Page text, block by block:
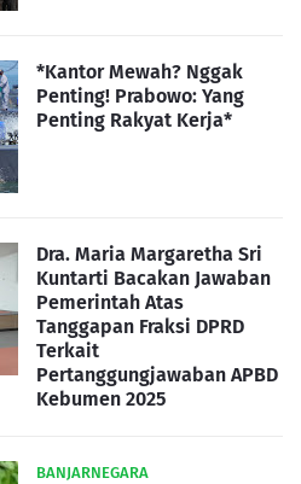
*Kantor Mewah? Nggak
Penting! Prabowo: Yang
Penting Rakyat Kerja*
Dra. Maria Margaretha Sri
Kuntarti Bacakan Jawaban
Pemerintah Atas
Tanggapan Fraksi DPRD
Terkait
Pertanggungjawaban APBD
Kebumen 2025
BANJARNEGARA